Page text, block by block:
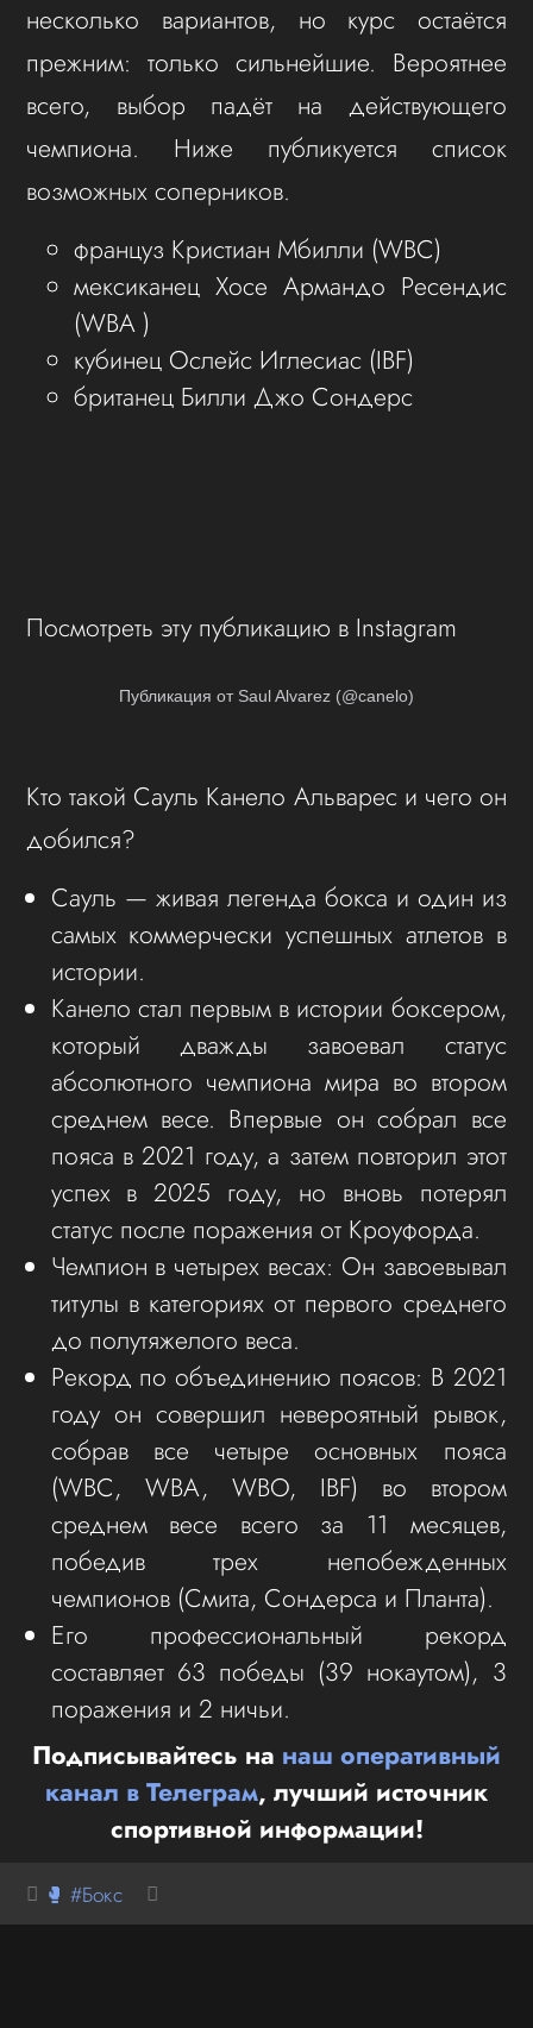
несколько вариантов, но курс остаётся
прежним: только сильнейшие. Вероятнее
всего, выбор падёт на действующего
чемпиона. Ниже публикуется список
возможных соперников.
француз Кристиан Мбилли (WBC)
мексиканец Хосе Армандо Ресендис
(WBA )
кубинец Ослейс Иглесиас (IBF)
британец Билли Джо Сондерс
Посмотреть эту публикацию в Instagram
Публикация от Saul Alvarez (@canelo)
Кто такой Сауль Канело Альварес и чего он
добился?
Сауль — живая легенда бокса и один из
самых коммерчески успешных атлетов в
истории.
Канело стал первым в истории боксером,
который дважды завоевал статус
абсолютного чемпиона мира во втором
среднем весе. Впервые он собрал все
пояса в 2021 году, а затем повторил этот
успех в 2025 году, но вновь потерял
статус после поражения от Кроуфорда.
Чемпион в четырех весах: Он завоевывал
титулы в категориях от первого среднего
до полутяжелого веса.
Рекорд по объединению поясов: В 2021
году он совершил невероятный рывок,
собрав все четыре основных пояса
(WBC, WBA, WBO, IBF) во втором
среднем весе всего за 11 месяцев,
победив трех непобежденных
чемпионов (Смита, Сондерса и Планта).
Его профессиональный рекорд
составляет 63 победы (39 нокаутом), 3
поражения и 2 ничьи.
Подписывайтесь на наш оперативный
канал в Телеграм, лучший источник
спортивной информации!
🥊 #Бокс